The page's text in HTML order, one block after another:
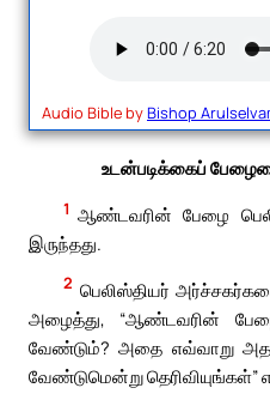
Audio Bible byBishop
உடன்படிக்கைப்
1 ஆண்டவரின் பேழை
இருந்தது.
2 பெலிஸ்தியர்
அழைத்து, “ஆண்டவரின்
வேண்டும்? அதை எவ்வாறு
வேண்டுமென்று